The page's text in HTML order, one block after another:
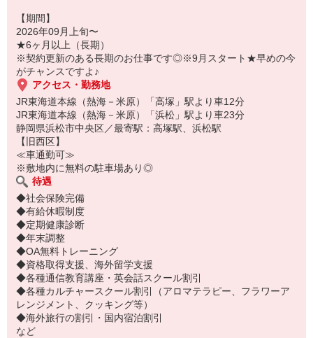
【期間】
2026年09月上旬〜
★6ヶ月以上（長期）
※契約更新のある長期のお仕事です◎※9月スタート★早めの今
がチャンスですよ♪
アクセス・勤務地
JR東海道本線（熱海－米原）「高塚」駅より車12分
JR東海道本線（熱海－米原）「浜松」駅より車23分
静岡県浜松市中央区／最寄駅：高塚駅、浜松駅
【旧西区】
≪車通勤可≫
※敷地内に無料の駐車場あり◎
待遇
◆社会保険完備
◆有給休暇制度
◆定期健康診断
◆年末調整
◆OA無料トレーニング
◆資格取得支援、海外留学支援
◆各種通信教育講座・英会話スクール割引
◆各種カルチャースクール割引（アロマテラピー、フラワーア
レンジメント、クッキング等）
◆海外旅行の割引・国内宿泊割引
など